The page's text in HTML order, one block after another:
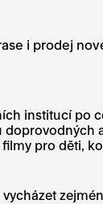
i prodej
institucí po
pro děti,